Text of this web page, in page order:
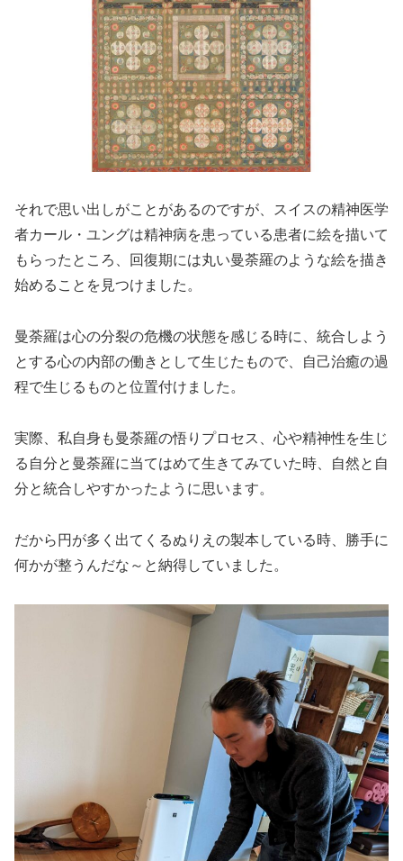
それで思い出しがことがあるのですが、スイスの精神医学
者カール・ユングは精神病を患っている患者に絵を描いて
もらったところ、回復期には丸い曼荼羅のような絵を描き
始めることを見つけました。
曼荼羅は心の分裂の危機の状態を感じる時に、統合しよう
とする心の内部の働きとして生じたもので、自己治癒の過
程で生じるものと位置付けました。
実際、私自身も曼荼羅の悟りプロセス、心や精神性を生じ
る自分と曼荼羅に当てはめて生きてみていた時、自然と自
分と統合しやすかったように思います。
だから円が多く出てくるぬりえの製本している時、勝手に
何かが整うんだな～と納得していました。